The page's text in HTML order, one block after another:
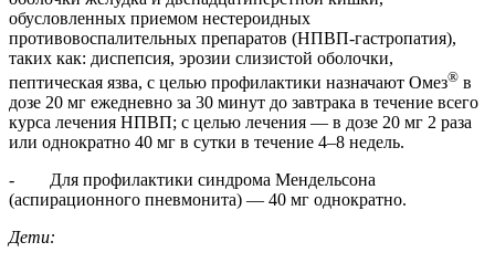
обусловленных приемом нестероидных
противовоспалительных препаратов (НПВП-гастропатия),
таких как: диспепсия, эрозии слизистой оболочки,
пептическая язва, с целью профилактики назначают Омез® в
дозе 20 мг ежедневно за 30 минут до завтрака в течение всего
курса лечения НПВП; с целью лечения — в дозе 20 мг 2 раза
или однократно 40 мг в сутки в течение 4–8 недель.
- Для профилактики синдрома Мендельсона
(аспирационного пневмонита) — 40 мг однократно.
Дети: